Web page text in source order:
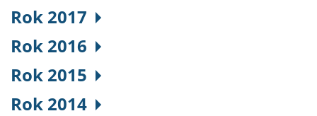
Rok 2017
Rok 2016
Rok 2015
Rok 2014